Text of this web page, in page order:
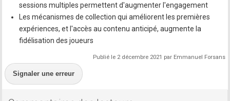
sessions multiples permettent d'augmenter l'engagement
Les mécanismes de collection qui améliorent les premières
expériences, et l'accès au contenu anticipé, augmente la
fidélisation des joueurs
Publié le 2 décembre 2021 par Emmanuel Forsans
Signaler une erreur